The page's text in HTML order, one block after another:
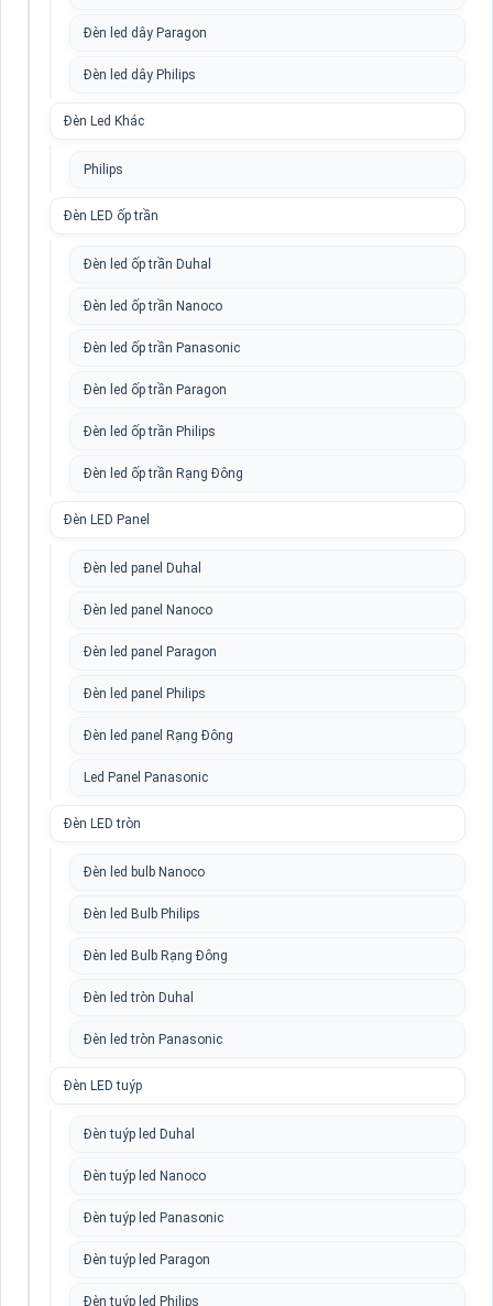
Đèn led dây Paragon
Đèn led dây Philips
Đèn Led Khác
Philips
Đèn LED ốp trần
Đèn led ốp trần Duhal
Đèn led ốp trần Nanoco
Đèn led ốp trần Panasonic
Đèn led ốp trần Paragon
Đèn led ốp trần Philips
Đèn led ốp trần Rạng Đông
Đèn LED Panel
Đèn led panel Duhal
Đèn led panel Nanoco
Đèn led panel Paragon
Đèn led panel Philips
Đèn led panel Rạng Đông
Led Panel Panasonic
Đèn LED tròn
Đèn led bulb Nanoco
Đèn led Bulb Philips
Đèn led Bulb Rạng Đông
Đèn led tròn Duhal
Đèn led tròn Panasonic
Đèn LED tuýp
Đèn tuýp led Duhal
Đèn tuýp led Nanoco
Đèn tuýp led Panasonic
Đèn tuýp led Paragon
Đèn tuýp led Philips